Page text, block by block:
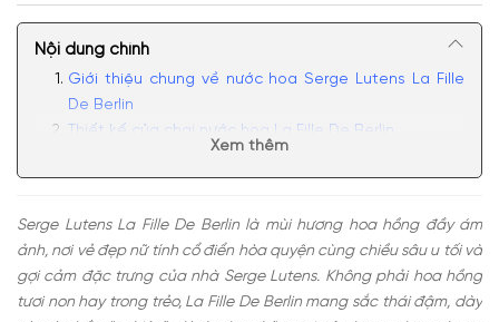
Nội dung chính
Giới thiệu chung về nước hoa Serge Lutens La Fille
De Berlin
Thiết kế của chai nước hoa La Fille De Berlin
Tại sao nên nước hoa Serge Lutens La Fille De Berlin
Xem thêm
Serge Lutens La Fille De Berlin là mùi hương hoa hồng đầy ám
ảnh, nơi vẻ đẹp nữ tính cổ điển hòa quyện cùng chiều sâu u tối và
gợi cảm đặc trưng của nhà Serge Lutens. Không phải hoa hồng
tươi non hay trong trẻo, La Fille De Berlin mang sắc thái đậm, dày